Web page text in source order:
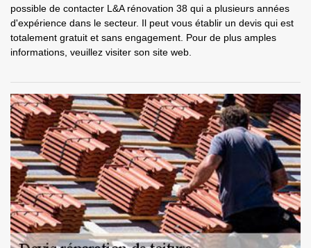
possible de contacter L&A rénovation 38 qui a plusieurs années
d'expérience dans le secteur. Il peut vous établir un devis qui est
totalement gratuit et sans engagement. Pour de plus amples
informations, veuillez visiter son site web.